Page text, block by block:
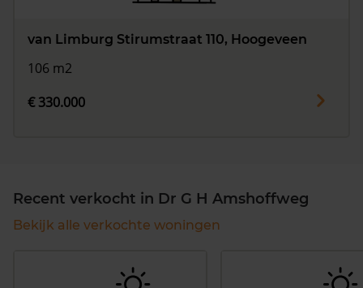
van Limburg Stirumstraat 110, Hoogeveen
106 m2
€ 330.000
Recent verkocht in Dr G H Amshoffweg
Bekijk alle verkochte woningen